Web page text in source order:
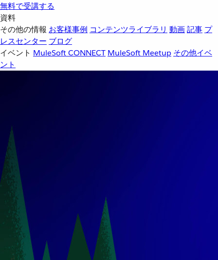
無料で受講する
資料
その他の情報 お客様事例 コンテンツライブラリ 動画記事 プ
レスセンター ブログ
イベント MuleSoft CONNECT MuleSoft Meetup その他イベ
ント